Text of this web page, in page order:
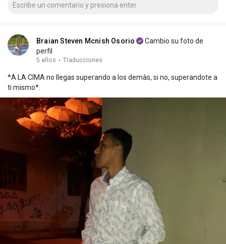
Braian Steven Mcnish Osorio
Cambio su foto de
perfil
5 años · Traducciones
*A LA CIMA no llegas superando a los demàs, si no, superandote a
ti mismo*.